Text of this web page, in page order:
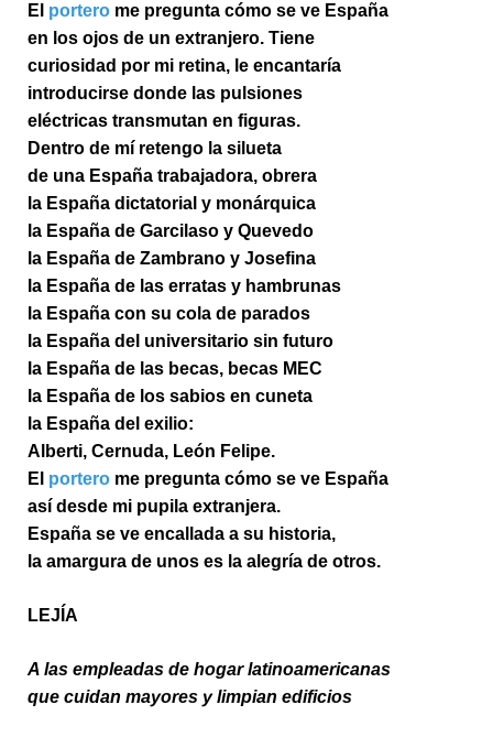
El portero me pregunta cómo se ve España
en los ojos de un extranjero. Tiene
curiosidad por mi retina, le encantaría
introducirse donde las pulsiones
eléctricas transmutan en figuras.
Dentro de mí retengo la silueta
de una España trabajadora, obrera
la España dictatorial y monárquica
la España de Garcilaso y Quevedo
la España de Zambrano y Josefina
la España de las erratas y hambrunas
la España con su cola de parados
la España del universitario sin futuro
la España de las becas, becas MEC
la España de los sabios en cuneta
la España del exilio:
Alberti, Cernuda, León Felipe.
El portero me pregunta cómo se ve España
así desde mi pupila extranjera.
España se ve encallada a su historia,
la amargura de unos es la alegría de otros.
LEJÍA
A las empleadas de hogar latinoamericanas
que cuidan mayores y limpian edificios